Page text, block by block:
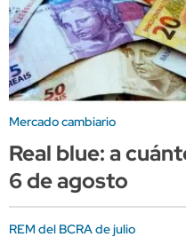
Mercado cambiario
Real blue: a
6 de agosto
REM del BCRA de julio